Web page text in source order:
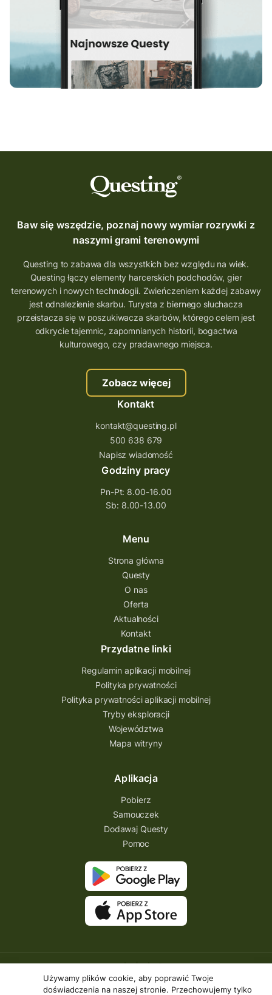
Używamy plików cookie, aby poprawić Twoje
doświadczenia na naszej stronie. Przechowujemy tylko
Baw się wszędzie, poznaj nowy wymiar rozrywki z
naszymi grami terenowymi
Questing to zabawa dla wszystkich bez względu na wiek.
Questing łączy elementy harcerskich podchodów, gier
terenowych i nowych technologii. Zwieńczeniem każdej zabawy
jest odnalezienie skarbu. Turysta z biernego słuchacza
przeistacza się w poszukiwacza skarbów, którego celem jest
odkrycie tajemnic, zapomnianych historii, bogactwa
kulturowego, czy pradawnego miejsca.
Zobacz więcej
Kontakt
kontakt@questing.pl
500 638 679
Napisz wiadomość
Godziny pracy
Pn-Pt: 8.00-16.00
Sb: 8.00-13.00
Menu
Strona główna
Questy
O nas
Oferta
Aktualności
Kontakt
Przydatne linki
Regulamin aplikacji mobilnej
Polityka prywatności
Polityka prywatności aplikacji mobilnej
Tryby eksploracji
Województwa
Mapa witryny
Aplikacja
Pobierz
Samouczek
Dodawaj Questy
Pomoc